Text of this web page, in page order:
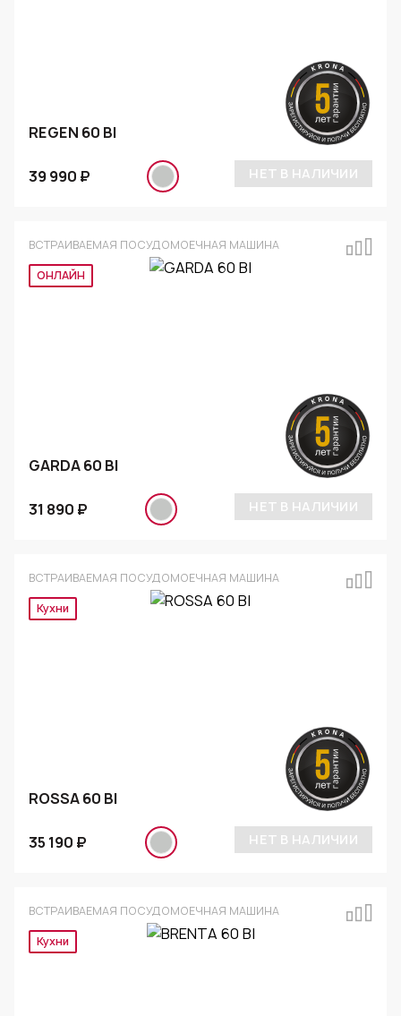
REGEN 60 BI
39 990 ₽ НЕТ В НАЛИЧИИ
ВСТРАИВАЕМАЯ ПОСУДОМОЕЧНАЯ МАШИНА
ОНЛАЙН
GARDA 60 BI
31 890 ₽ НЕТ В НАЛИЧИИ
ВСТРАИВАЕМАЯ ПОСУДОМОЕЧНАЯ МАШИНА
Кухни
ROSSA 60 BI
35 190 ₽ НЕТ В НАЛИЧИИ
ВСТРАИВАЕМАЯ ПОСУДОМОЕЧНАЯ МАШИНА
Кухни